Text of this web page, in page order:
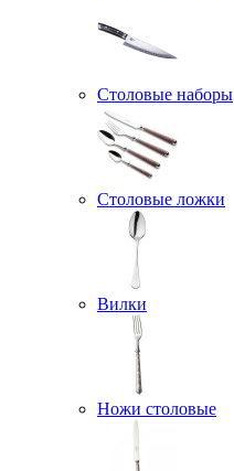
Столовые наборы
Столовые ложки
Вилки
Ножи столовые